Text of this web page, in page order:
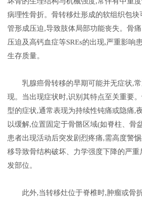
病理性骨折。骨转移灶形成的软组织包块
管形成压迫,导致肢体局部功能丧失。骨
压迫及高钙血症等SREs的出现,严重影响
生存质量。
乳腺癌骨转移的早期可能并无症状,
现。当出现症状时,识别其特点至关重要
型的症状,通常表现为持续性钝痛或隐痛,
以缓解,位置固定于骨骼区域(如脊柱、骨
患者出现活动后突发剧烈疼痛,需高度警
移导致骨结构破坏、力学强度下降的严
发部位。
此外,当转移灶位于脊椎时,肿瘤或骨